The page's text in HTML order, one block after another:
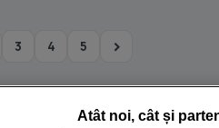
3 4 5
Atât noi, cât și